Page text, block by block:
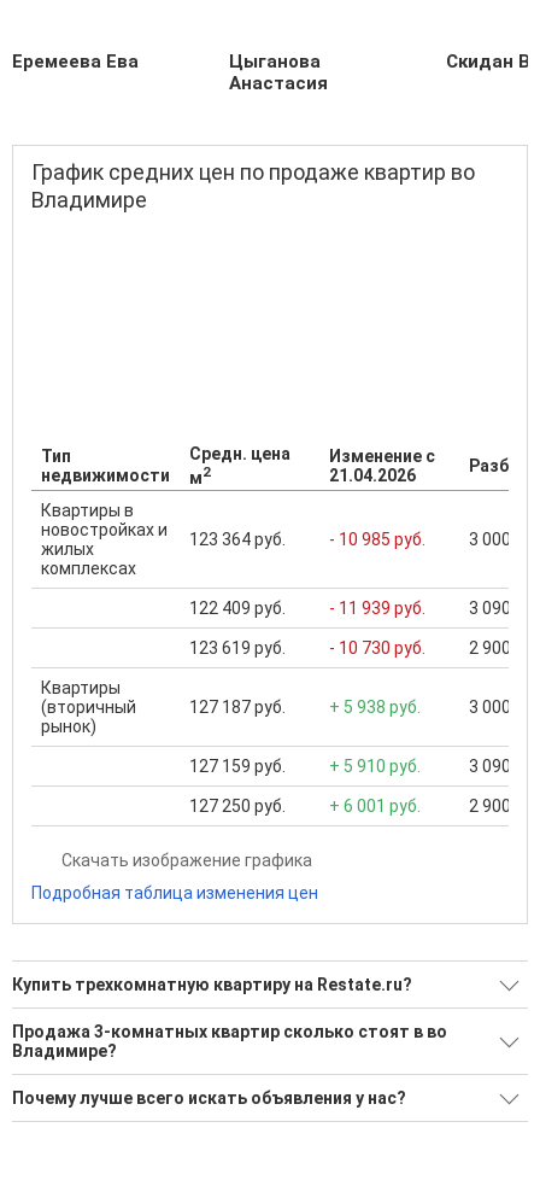
Еремеева Ева
Цыганова
Анастасия
Скидан
График средних цен по продаже квартир во
Владимире
Тип
недвижимости
Средн. цена
м2
Изменение с
21.04.2026
Квартиры в
новостройках и
жилых
комплексах
123 364 руб. - 10 985 руб. 3 000
122 409 руб. - 11 939 руб. 3 090
123 619 руб. - 10 730 руб. 2 900
Квартиры
(вторичный
рынок)
127 187 руб. + 5 938 руб. 3 000
127 159 руб. + 5 910 руб. 3 090
127 250 руб. + 6 001 руб. 2 900
Скачать изображение графика
Подробная таблица изменения цен
Купить трехкомнатную квартиру на Restate.ru?
Ищите, как Купить трехкомнатную квартиру?
329 актуальных и проверенных объявлений
Воспользуйтесь нашим поиском по новостройкам, для
подбора подходящего вам варианта
Продажа 3-комнатных квартир сколько стоят в во
Владимире?
Минимальная цена: 700 000 Р. Максимальная цена: 30 000
000 Р; Средняя: 8 978 868 Р
Почему лучше всего искать объявления у нас?